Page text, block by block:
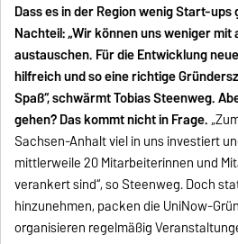
Dass es in der Region wenig Start-
Nachteil: „Wir können uns weniger
austauschen. Für die Entwicklung
hilfreich und so eine richtige
Spaß“, schwärmt Tobias Steenweg.
gehen? Das kommt nicht in Frage.
Sachsen-Anhalt viel in uns investiert
mittlerweile 20 Mitarbeiterinnen und
verankert sind“, so Steenweg. Doch
hinzunehmen, packen die UniNow-
organisieren regelmäßig